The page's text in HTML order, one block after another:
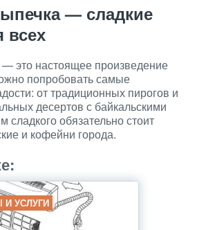
— сладкие
всех
— это настоящее произведение
попробовать самые
от традиционных пирогов и
десертов с байкальскими
сладкого обязательно стоит
и кофейни города.
И УСЛУГИ